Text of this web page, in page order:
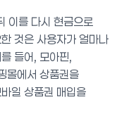
이를 다시 현금으로
것은 사용자가 얼마나
들어, 모아핀,
몰에서 상품권을
일 상품권 매입을